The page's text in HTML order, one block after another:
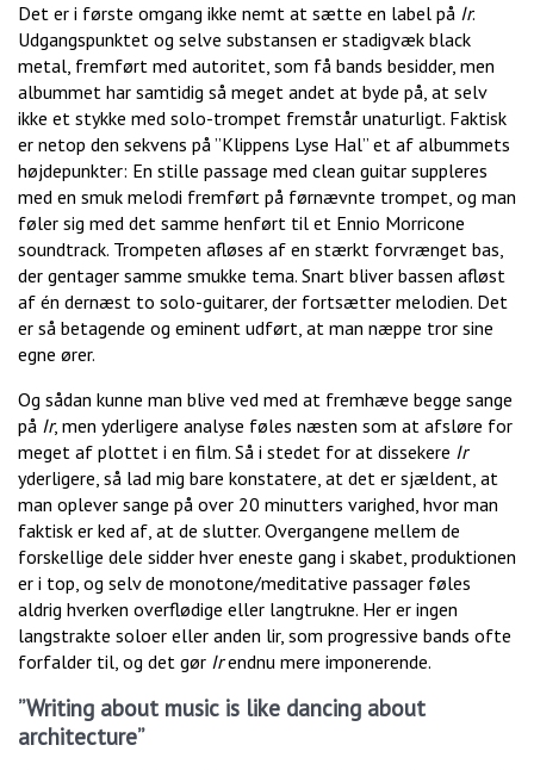
Det er i første omgang ikke nemt at sætte en label på Ir.
Udgangspunktet og selve substansen er stadigvæk black
metal, fremført med autoritet, som få bands besidder, men
albummet har samtidig så meget andet at byde på, at selv
ikke et stykke med solo-trompet fremstår unaturligt. Faktisk
er netop den sekvens på ”Klippens Lyse Hal” et af albummets
højdepunkter: En stille passage med clean guitar suppleres
med en smuk melodi fremført på førnævnte trompet, og man
føler sig med det samme henført til et Ennio Morricone
soundtrack. Trompeten afløses af en stærkt forvrænget bas,
der gentager samme smukke tema. Snart bliver bassen afløst
af én dernæst to solo-guitarer, der fortsætter melodien. Det
er så betagende og eminent udført, at man næppe tror sine
egne ører.
Og sådan kunne man blive ved med at fremhæve begge sange
på Ir, men yderligere analyse føles næsten som at afsløre for
meget af plottet i en film. Så i stedet for at dissekere Ir
yderligere, så lad mig bare konstatere, at det er sjældent, at
man oplever sange på over 20 minutters varighed, hvor man
faktisk er ked af, at de slutter. Overgangene mellem de
forskellige dele sidder hver eneste gang i skabet, produktionen
er i top, og selv de monotone/meditative passager føles
aldrig hverken overflødige eller langtrukne. Her er ingen
langstrakte soloer eller anden lir, som progressive bands ofte
forfalder til, og det gør Irendnu mere imponerende.
”Writing about music is like dancing about
architecture”